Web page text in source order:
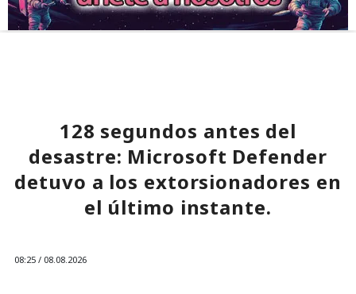
128 segundos antes del
desastre: Microsoft Defender
detuvo a los extorsionadores en
el último instante.
08:25 / 08.08.2026